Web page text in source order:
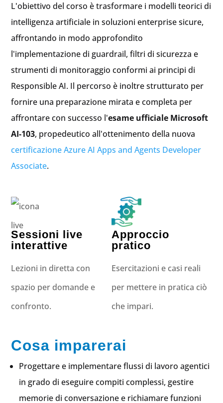
L'obiettivo del corso è trasformare i modelli teorici di
intelligenza artificiale in soluzioni enterprise sicure,
affrontando in modo approfondito
l'implementazione di guardrail, filtri di sicurezza e
strumenti di monitoraggio conformi ai principi di
Responsible AI. Il percorso è inoltre strutturato per
fornire una preparazione mirata e completa per
affrontare con successo l'esame ufficiale Microsoft
AI-103, propedeutico all'ottenimento della nuova
certificazione Azure AI Apps and Agents Developer
Associate.
Sessioni live
interattive
Lezioni in diretta con
spazio per domande e
confronto.
Approccio
pratico
Esercitazioni e casi reali
per mettere in pratica ciò
che impari.
Cosa imparerai
Progettare e implementare flussi di lavoro agentici
in grado di eseguire compiti complessi, gestire
memorie di conversazione e richiamare funzioni